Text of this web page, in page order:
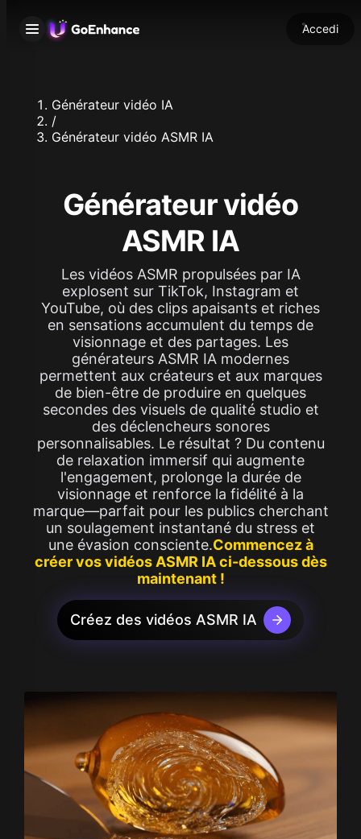
Accedi
Générateur vidéo IA
/
Générateur vidéo ASMR IA
Générateur vidéo
ASMR IA
Les vidéos ASMR propulsées par IA
explosent sur TikTok, Instagram et
YouTube, où des clips apaisants et riches
en sensations accumulent du temps de
visionnage et des partages. Les
générateurs ASMR IA modernes
permettent aux créateurs et aux marques
de bien-être de produire en quelques
secondes des visuels de qualité studio et
des déclencheurs sonores
personnalisables. Le résultat ? Du contenu
de relaxation immersif qui augmente
l'engagement, prolonge la durée de
visionnage et renforce la fidélité à la
marque—parfait pour les publics cherchant
un soulagement instantané du stress et
une évasion consciente.Commencez à
créer vos vidéos ASMR IA ci-dessous dès
maintenant !
Créez des vidéos ASMR IA